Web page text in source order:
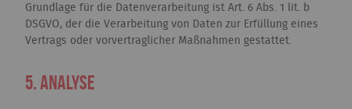
Grundlage für die Datenverarbeitung ist Art. 6 Abs. 1 lit. b
DSGVO, der die Verarbeitung von Daten zur Erfüllung eines
Vertrags oder vorvertraglicher Maßnahmen gestattet.
5. Analyse